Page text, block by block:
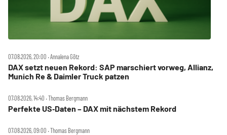
07.08.2026, 20:00 ‧ Annalena Götz
DAX setzt neuen Rekord: SAP marschiert vorweg, Allianz,
Munich Re & Daimler Truck patzen
07.08.2026, 14:40 ‧ Thomas Bergmann
Perfekte US‑Daten – DAX mit nächstem Rekord
07.08.2026, 09:00 ‧ Thomas Bergmann